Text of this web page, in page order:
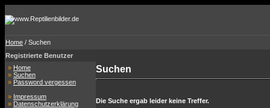
Home / Suchen
Registrierte Benutzer
» Home
» Suchen
» Password vergessen
» Impressum
» Datenschutzerklärung
Suchen
Die Suche ergab leider keine Treffer.